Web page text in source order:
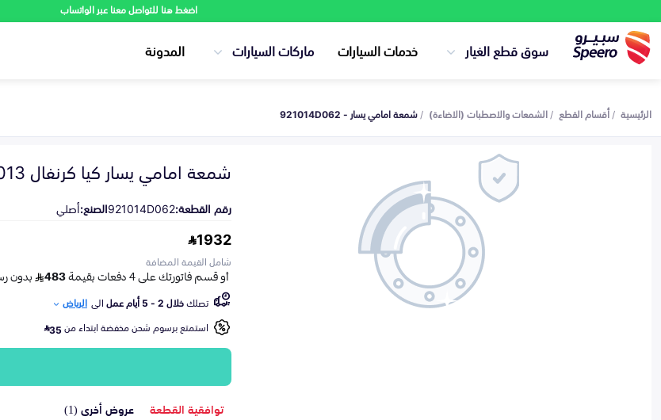
اضغط هنا للتواصل معنا عبر الواتساب
سوق قطع الغيار خدمات السيارات ماركات السيارات المدونة
الرئيسية أقسام القطع الشمعات والاصطبات (الاضاءة) شمعة امامي يسار - 921014D062
شمعة امامي يسار كيا كرنفال 2013
رقم القطعة:921014D062الصنع:أصلي
1932
شامل القيمة المضافة
تصلكخلال 2 - 5 أيام عمل الى الرياض
استمتع برسوم شحن مخفضة ابتداء من35
توافقية القطعة عروض أخرى (1)